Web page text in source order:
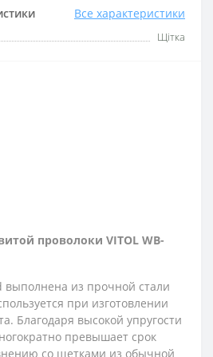
Все характеристики
Щітка
проволоки VITOL WB-
выполнена из прочной стали
при изготовлении
Благодаря высокой упругости
превышает срок
со щетками из обычной